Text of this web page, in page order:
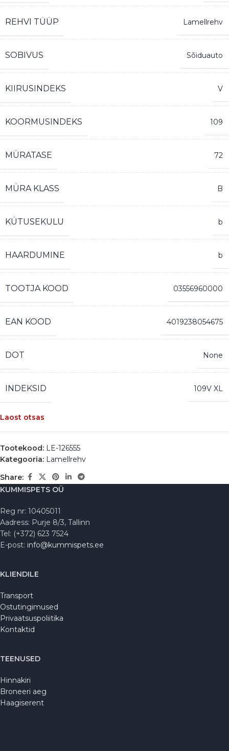
REHVI TÜÜP Lamellrehv
SOBIVUS Sõiduauto
KIIRUSINDEKS V
KOORMUSINDEKS 109
MÜRATASE 72
MÜRA KLASS B
KÜTUSEKULU b
HAARDUMINE b
TOOTJA KOOD 03556960000
EAN KOOD 4019238054675
DOT None
INDEKSID 109V XL
Laost otsas
Tootekood: LE-126555
Kategooria: Lamellrehv
Share:
KUMMISPETS OÜ
Reg nr: 10405011
Aadress: Purje 8/3, Tallinn
Tel: (+372) 623 7524
E-post: info@kummispets.ee
KLIENDILE
Transport
Ostutingimused
Privaatsuspoliitika
Kontaktid
TEENUSED
Hinnakiri
Broneeri aeg
Haagiserent